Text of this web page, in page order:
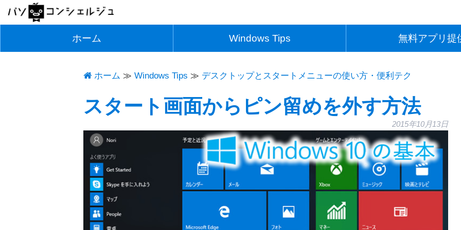
ホーム Windows Tips 無料アプリ提
ホーム Windows Tips ≫ デスクトップとスタートメニューの使い方・便利テク
スタート画面からピン留めを外す方法
2015年10月13日